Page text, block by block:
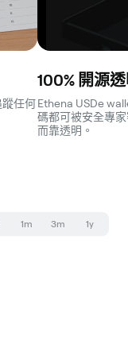
任何
100% 開源
Ethena USDe
碼都可被安全專
而靠透明。
1m 3m 1y